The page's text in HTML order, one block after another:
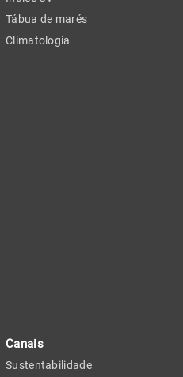
Tábua de marés
Climatologia
Canais
Sustentabilidade